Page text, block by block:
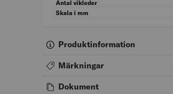
Antal vikleder
Skala i mm
Produktinformation
Märkningar
Dokument